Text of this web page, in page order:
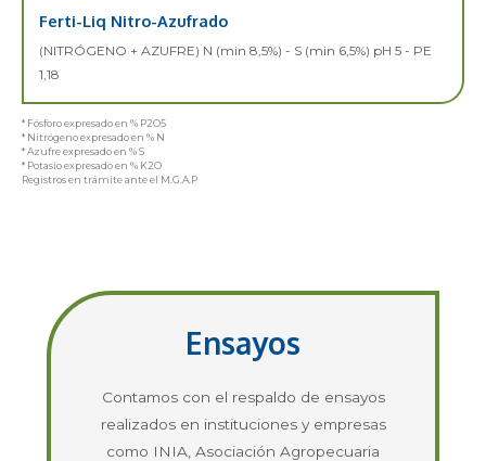
Ferti-Liq Nitro-Azufrado
(NITRÓGENO + AZUFRE) N (min 8,5%) - S (min 6,5%) pH 5 - PE
1,18
* Fósforo expresado en % P2O5
* Nitrógeno expresado en % N
* Azufre expresado en % S
* Potasio expresado en % K2O
Registros en trámite ante el M.G.A.P
Ensayos
Contamos con el respaldo de ensayos
realizados en instituciones y empresas
como INIA, Asociación Agropecuaria